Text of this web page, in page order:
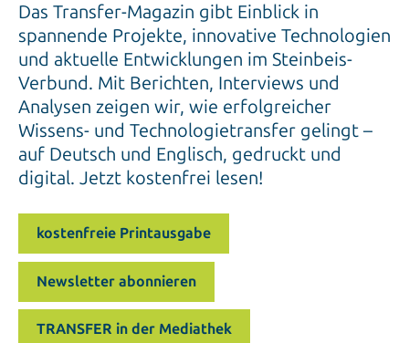
Das Transfer-Magazin gibt Einblick in
spannende Projekte, innovative Technologien
und aktuelle Entwicklungen im Steinbeis-
Verbund. Mit Berichten, Interviews und
Analysen zeigen wir, wie erfolgreicher
Wissens- und Technologietransfer gelingt –
auf Deutsch und Englisch, gedruckt und
digital. Jetzt kostenfrei lesen!
kostenfreie Printausgabe
Newsletter abonnieren
TRANSFER in der Mediathek